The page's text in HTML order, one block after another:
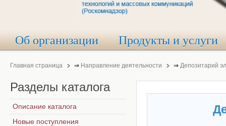
Об организации Продукты и услуги
Главная страница ⇒ Направление деятельности ⇒ Депозитарий
Разделы каталога
Описание каталога
Новые поступления